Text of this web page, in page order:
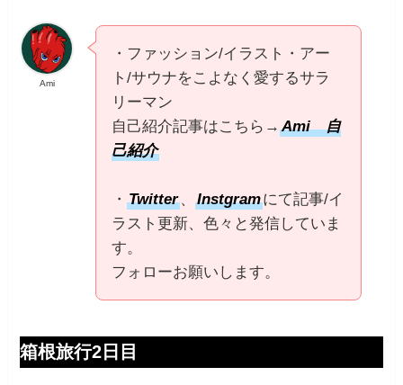
Ami
・ファッション/イラスト・アー
ト/サウナをこよなく愛するサラ
リーマン
自己紹介記事はこちら→Ami 自
己紹介
・Twitter、Instgramにて記事/イ
ラスト更新、色々と発信していま
す。
フォローお願いします。
箱根旅行2日目